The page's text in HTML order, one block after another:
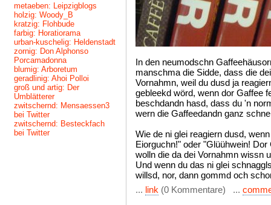
metaeben: Leipzigblogs
holzig: Woody_B
kratzig: Flohbude
farbig: Horatiorama
urban-kuschelig: Heldenstadt
zornig: Don Alphonso
Porcamadonna
blumig: Arboretum
geradlinig: Ahoi Polloi
groß und artig: Der
Umblätterer
zwitschernd: Mensaessen3
bei Twitter
zwitschernd: Besteckfach
bei Twitter
In den neumodschn
manschma die Sidde, dass die
Vornahmn, weil du dusd ja
gebleekd wörd, wenn dor Gaffee
beschdandn hasd, dass du 'n
wern die Gaffeedandn ganz
Wie de ni glei reagiern dusd,
Eiorguchn!" oder "Glüühwein!
wolln die da dei Vornahmn wissn
Und wenn du das ni glei
willsd, nor, dann gommd och
... link (0 Kommentare) ...